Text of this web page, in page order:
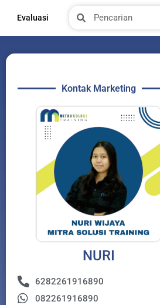
Evaluasi SearchSearch
Kontak Marketing
NURI
6282261916890
082261916890